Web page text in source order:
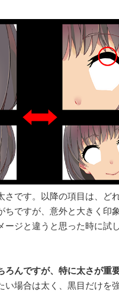
さです。以降の項目は、ど
ちですが、意外と大きく印
ージと違うと思った時に試
ろんですが、特に太さが重
い場合は太く、黒目だけを